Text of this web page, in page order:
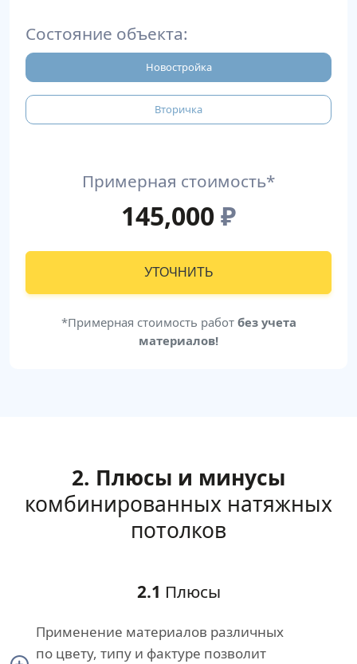
Состояние объекта:
Новостройка
Вторичка
Примерная стоимость*
145,000₽
УТОЧНИТЬ
*Примерная стоимость работ без учета
материалов!
2. Плюсы и минусы
комбинированных натяжных
потолков
2.1 Плюсы
Применение материалов различных
по цвету, типу и фактуре позволит